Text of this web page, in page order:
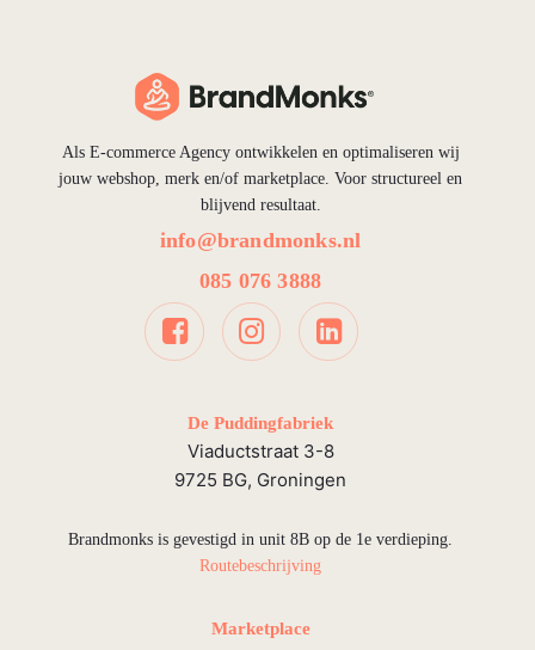
Als E-commerce Agency ontwikkelen en optimaliseren wij
jouw webshop, merk en/of marketplace. Voor structureel en
blijvend resultaat.
info@brandmonks.nl
085 076 3888
De Puddingfabriek
Viaductstraat 3-8
9725 BG, Groningen
Brandmonks is gevestigd in unit 8B op de 1e verdieping.
Routebeschrijving
Marketplace